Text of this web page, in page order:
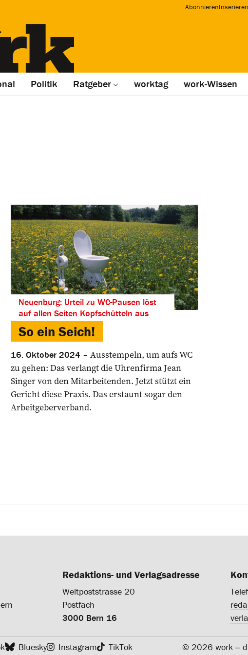
AbonnierenInserieren
Politik Ratgeber worktag work-Wissen
Neuenburg: Urteil zu WC-Pausen löst
auf allen Seiten Kopfschütteln aus
So ein Seich!
16. Oktober 2024
Ausstempeln, um aufs WC
zu gehen: Das verlangt die Uhrenfirma Jean
Singer von den Mitarbeitenden. Jetzt stützt ein
Gericht diese Praxis. Das erstaunt sogar den
Arbeitgeberverband.
Redaktions- und Verlagsadresse
Weltpoststrasse 20
Postfach
3000 Bern 16
Bluesky Instagram TikTok © 2026 work ‒